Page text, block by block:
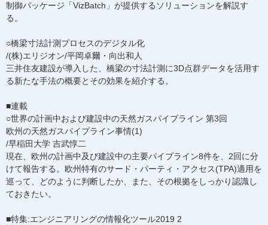
制御パッケージ「VizBatch」が提供するソリューションを解説す
る。
○橋梁寸法計測プロセスのデジタル化
/(株)エリジオン/平岡卓爾・向出和人
三井住友建設が導入した、橋梁の寸法計測に3D点群データを活用す
る新たな手法の概要とその効果を紹介する。
■連載
○世界の計画中および建設中の天然ガスパイプライン 第3回
欧州の天然ガスパイプライン事情(1)
/早稲田大学 吉武惇二
現在、欧州の計画中及び建設中の主要パイプライン8件を、2回に分
けて報告する。欧州特有のサード・パーティ・アクセス(TPA)適用を
巡って、どのように判断したか、また、その根拠をしっかり認識し
ておきたい。
■特集:エンジニアリングの情報化ツール2019 2